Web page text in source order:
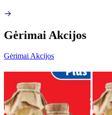
Gėrimai Akcijos
Gėrimai Akcijos